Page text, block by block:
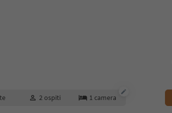
2 ospiti 1 camera